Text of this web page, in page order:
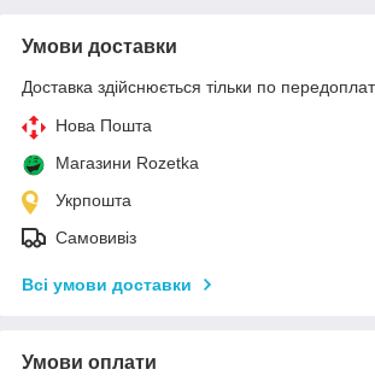
Умови доставки
Доставка здійснюється тільки по
Нова Пошта
Магазини Rozetka
Укрпошта
Самовивіз
Всі умови доставки
Умови оплати